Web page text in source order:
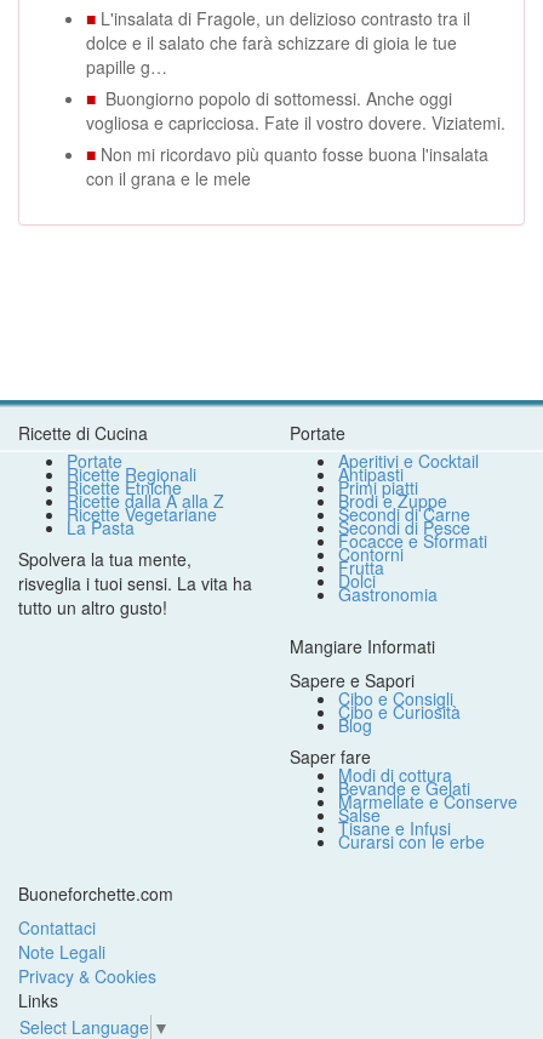
■ L'insalata di Fragole, un delizioso contrasto tra il
dolce e il salato che farà schizzare di gioia le tue
papille g…
■ Buongiorno popolo di sottomessi. Anche oggi
vogliosa e capricciosa. Fate il vostro dovere. Viziatemi.
■ Non mi ricordavo più quanto fosse buona l'insalata
con il grana e le mele
Ricette di Cucina
Portate
Ricette Regionali
Ricette Etniche
Ricette dalla A alla Z
Ricette Vegetariane
La Pasta
Spolvera la tua mente,
risveglia i tuoi sensi. La vita ha
tutto un altro gusto!
Portate
Aperitivi e Cocktail
Antipasti
Primi piatti
Brodi e Zuppe
Secondi di Carne
Secondi di Pesce
Focacce e Sformati
Contorni
Frutta
Dolci
Gastronomia
Mangiare Informati
Sapere e Sapori
Cibo e Consigli
Cibo e Curiosità
Blog
Saper fare
Modi di cottura
Bevande e Gelati
Marmellate e Conserve
Salse
Tisane e Infusi
Curarsi con le erbe
Buoneforchette.com
Contattaci
Note Legali
Privacy & Cookies
Links
Select Language ▼